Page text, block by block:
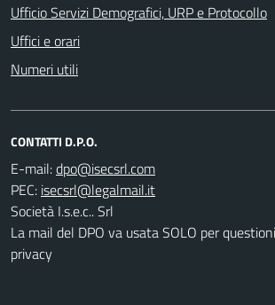
Ufficio Servizi Demografici, URP e Protocollo
Uffici e orari
Numeri utili
CONTATTI D.P.O.
E-mail:
PEC:
Società I.s.e.c.. Srl
La mail del DPO va usata SOLO per
privacy